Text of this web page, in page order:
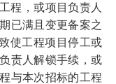
程，或项目负责人
已满且变更备案之
使工程项目停工或
责人解锁手续，或
与本次招标的工程